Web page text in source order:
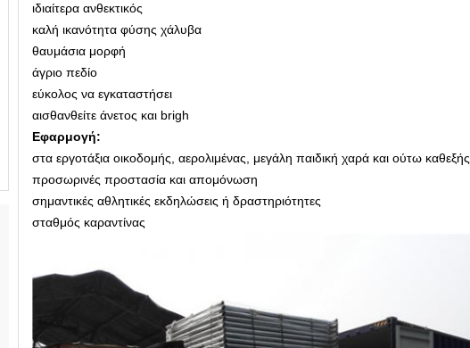
ιδιαίτερα ανθεκτικός
καλή ικανότητα φύσης χάλυβα
θαυμάσια μορφή
άγριο πεδίο
εύκολος να εγκαταστήσει
αισθανθείτε άνετος και brigh
Εφαρμογή:
στα εργοτάξια οικοδομής, αερολιμένας, μεγάλη παιδική χαρά και ούτω καθεξής
προσωρινές προστασία και απομόνωση
σημαντικές αθλητικές εκδηλώσεις ή δραστηριότητες
σταθμός καραντίνας